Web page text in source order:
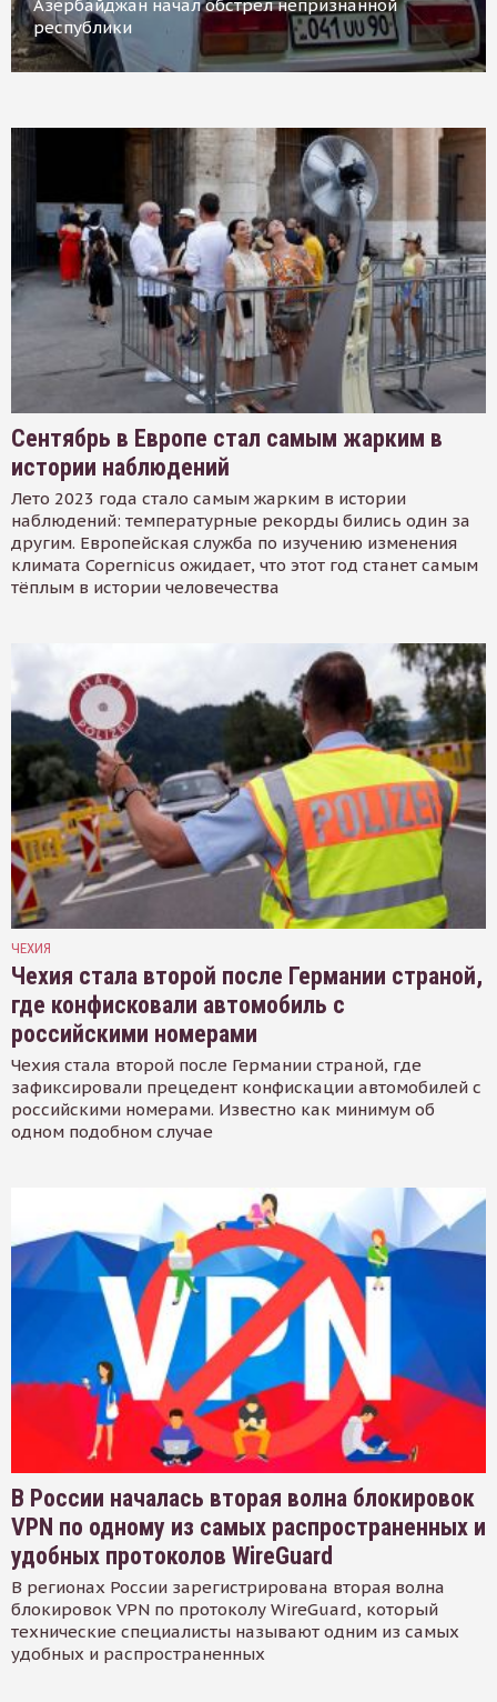
Азербайджан начал обстрел непризнанной
республики
Сентябрь в Европе стал самым жарким в
истории наблюдений
Лето 2023 года стало самым жарким в истории
наблюдений: температурные рекорды бились один за
другим. Европейская служба по изучению изменения
климата Copernicus ожидает, что этот год станет самым
тёплым в истории человечества
ЧЕХИЯ
Чехия стала второй после Германии страной,
где конфисковали автомобиль с
российскими номерами
Чехия стала второй после Германии страной, где
зафиксировали прецедент конфискации автомобилей с
российскими номерами. Известно как минимум об
одном подобном случае
В России началась вторая волна блокировок
VPN по одному из самых распространенных и
удобных протоколов WireGuard
В регионах России зарегистрирована вторая волна
блокировок VPN по протоколу WireGuard, который
технические специалисты называют одним из самых
удобных и распространенных